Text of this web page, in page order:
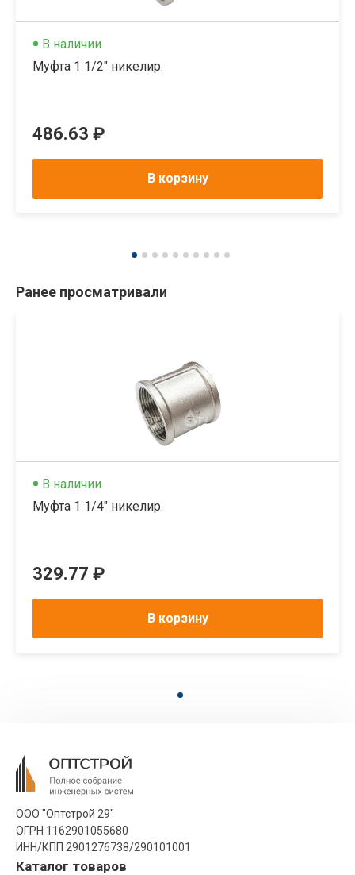
В наличии
Муфта 1 1/2" никелир.
486.63 ₽
В корзину
Ранее просматривали
В наличии
Муфта 1 1/4" никелир.
329.77 ₽
В корзину
ООО "Оптстрой 29"
ОГРН 1162901055680
ИНН/КПП 2901276738/290101001
Каталог товаров